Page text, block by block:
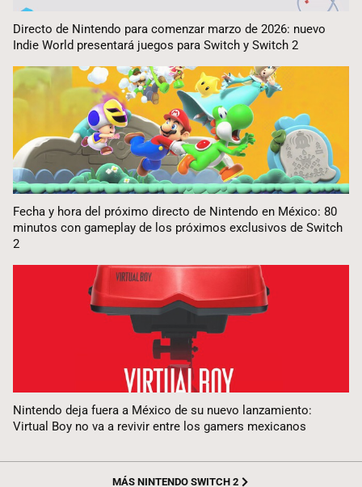
Directo de Nintendo para comenzar marzo de 2026: nuevo
Indie World presentará juegos para Switch y Switch 2
Fecha y hora del próximo directo de Nintendo en México: 80
minutos con gameplay de los próximos exclusivos de Switch
2
Nintendo deja fuera a México de su nuevo lanzamiento:
Virtual Boy no va a revivir entre los gamers mexicanos
MÁS NINTENDO SWITCH 2